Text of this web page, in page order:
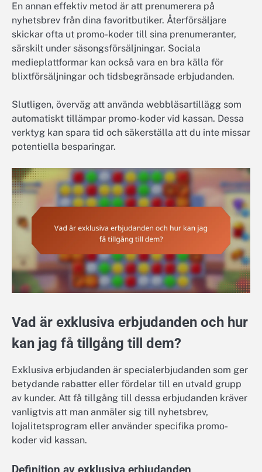
En annan effektiv metod är att prenumerera på
nyhetsbrev från dina favoritbutiker. Återförsäljare
skickar ofta ut promo-koder till sina prenumeranter,
särskilt under säsongsförsäljningar. Sociala
medieplattformar kan också vara en bra källa för
blixtförsäljningar och tidsbegränsade erbjudanden.
Slutligen, överväg att använda webbläsartillägg som
automatiskt tillämpar promo-koder vid kassan. Dessa
verktyg kan spara tid och säkerställa att du inte missar
potentiella besparingar.
Vad är exklusiva erbjudanden och hur
kan jag få tillgång till dem?
Exklusiva erbjudanden är specialerbjudanden som ger
betydande rabatter eller fördelar till en utvald grupp
av kunder. Att få tillgång till dessa erbjudanden kräver
vanligtvis att man anmäler sig till nyhetsbrev,
lojalitetsprogram eller använder specifika promo-
koder vid kassan.